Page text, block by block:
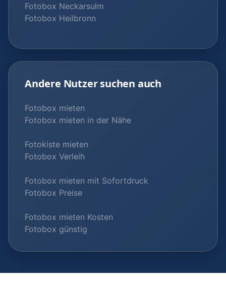
Fotobox Neckarsulm
Fotobox Heilbronn
Andere Nutzer suchen auch
Fotobox mieten
Fotobox mieten in der Nähe
Fotokiste mieten
Fotobox Verleih
Fotobox mieten mit Sofortdruck
Fotobox Preise
Fotobox mieten Kosten
Fotobox günstig